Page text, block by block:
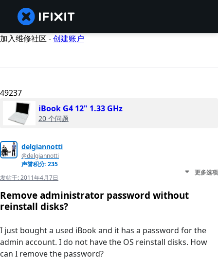
加入维修社区 -创建账户
49237
iBook G4 12" 1.33 GHz
20 个问题
delgiannotti
@delgiannotti
声誉积分: 235
发帖于:2011年4月7日
更多选项
Remove administrator password without
reinstall disks?
I just bought a used iBook and it has a password for the
admin account. I do not have the OS reinstall disks. How
can I remove the password?